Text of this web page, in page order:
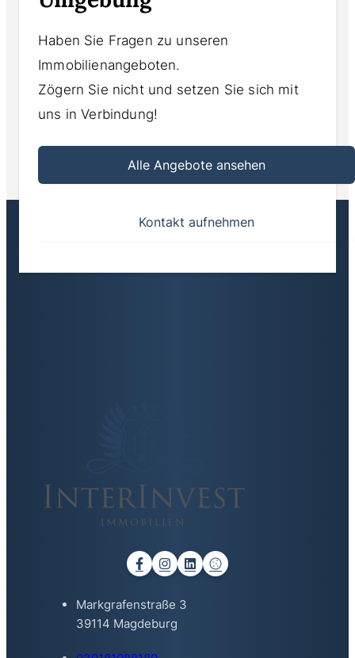
Haben Sie Fragen zu unseren
Immobilienangeboten.
Zögern Sie nicht und setzen Sie sich mit
uns in Verbindung!
Alle Angebote ansehen
Kontakt aufnehmen
Markgrafenstraße 3
39114 Magdeburg